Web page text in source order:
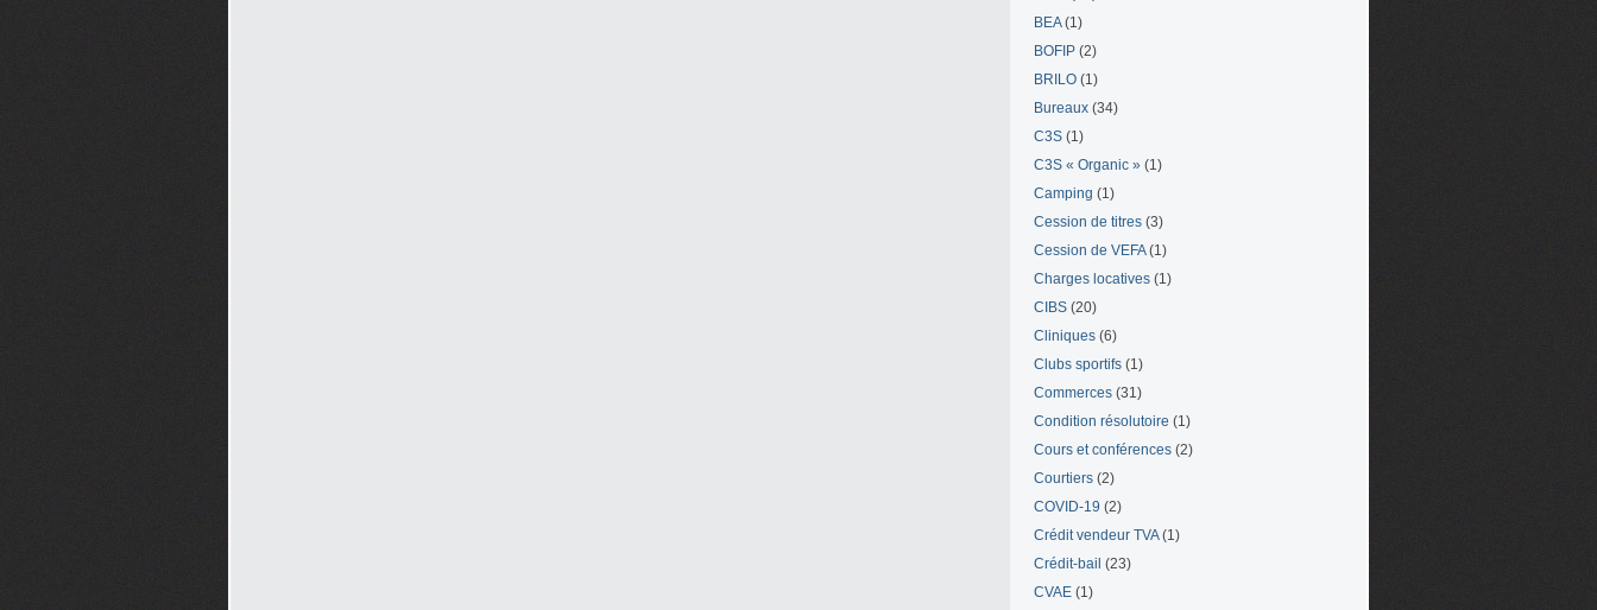
BEA(1)
BOFIP (2)
BRILO (1)
Bureaux (34)
C3S (1)
C3S « Organic » (1)
Camping (1)
Cession de titres (3)
Cession de VEFA(1)
Charges locatives (1)
CIBS (20)
Cliniques (6)
Clubs sportifs (1)
Commerces (31)
Condition résolutoire (1)
Cours et conférences (2)
Courtiers (2)
COVID-19 (2)
Crédit vendeur TVA(1)
Crédit-bail (23)
CVAE (1)